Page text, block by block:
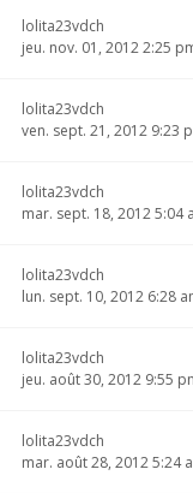
lolita23vdch
jeu. nov. 01, 2012 2:25
lolita23vdch
ven. sept. 21, 2012 9:23
lolita23vdch
mar. sept. 18, 2012 5:04
lolita23vdch
lun. sept. 10, 2012 6:28
lolita23vdch
jeu. août 30, 2012 9:55
lolita23vdch
mar. août 28, 2012 5:24